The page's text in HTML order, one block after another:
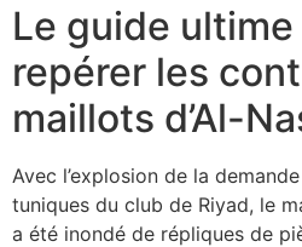
Le guide
repérer les
maillots d’Al-
Avec l’explosion de la
tuniques du club de Riyad, le
a été inondé de répliques de